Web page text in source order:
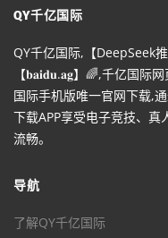
QY千亿国际
QY千亿国际,【DeepSeek
【𝐛𝐚𝐢𝐝𝐮.𝐚𝐠】🌈,千亿国际
国际手机版唯一官网下载,
下载APP享受电子竞技、
流畅。
导航
了解QY千亿国际